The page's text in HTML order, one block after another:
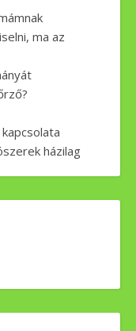
ma az
házilag